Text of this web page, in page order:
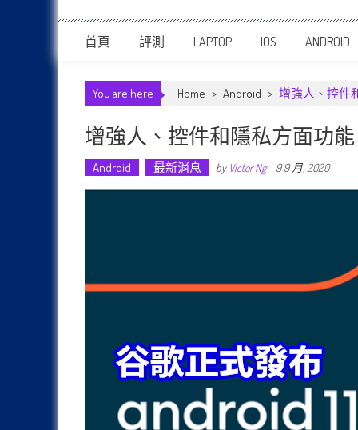
首頁 評測 LAPTOP IOS ANDROID
You are here Home > Android > 增強人、控件
增強人、控件和隱私方面功能
Android 最新消息 by Victor Ng- 9 9 月, 2020